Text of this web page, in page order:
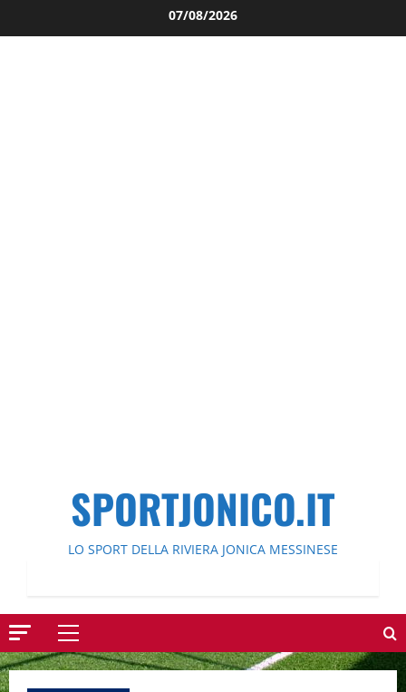
al
07/08/2026
SPORTJONICO.IT
LO SPORT DELLA RIVIERA JONICA MESSINESE
Menu
principale